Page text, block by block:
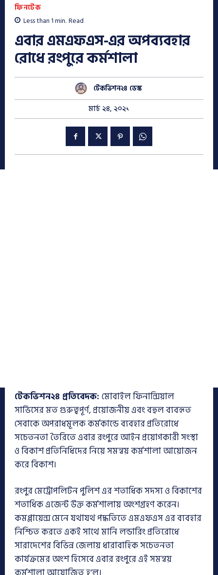
ফিনটেক
Less than 1min. Read
এবার এমএফএস-এর অপব্যবহার
রোধে রংপুরে কর্মশালা
টেকভিশন২৪ ডেস্ক
মার্চ ২৪, ২০২১
টেকভিশন২৪ প্রতিবেদক: মোবাইল ফিনান্সিয়াল
সার্ভিসের মত গুরুত্বপূর্ণ, প্রয়োজনীয় এবং বহুল ব্যবহৃত
সেবাকে অপরাধমূলক কর্মকান্ডে ব্যবহার প্রতিরোধে
সচেতনতা তৈরিতে এবার রংপুরে আইন প্রয়োগকারী সংস্থা
ও বিকাশ প্রতিনিধিদের নিয়ে সমন্বয় কর্মশালা আয়োজন
করে বিকাশ।
রংপুর মেট্রোপলিটন পুলিশ এর শতাধিক সদস্য ও বিকাশের
শতাধিক এজেন্ট উক্ত কর্মশালায় অংশগ্রহণ করেন।
কমপ্লায়েন্স মেনে যথাযথ পদ্ধতিতে এমএফএস এর ব্যবহার
নিশ্চিত করতে একই সাথে মানি লন্ডারিং প্রতিরোধে
সারাদেশের বিভিন্ন জেলায় ধারাবাহিক সচেতনতা
কার্যক্রমের অংশ হিসেবে এবার রংপুরে এই সমন্বয়